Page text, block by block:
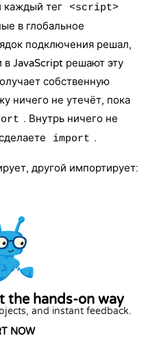
каждый тег <script>
в глобальное
подключения решал,
в JavaScript решают эту
собственную
ничего не утечёт, пока
. Внутрь ничего не
import .
другой импортирует:
the hands-on way
and instant feedback.
NOW